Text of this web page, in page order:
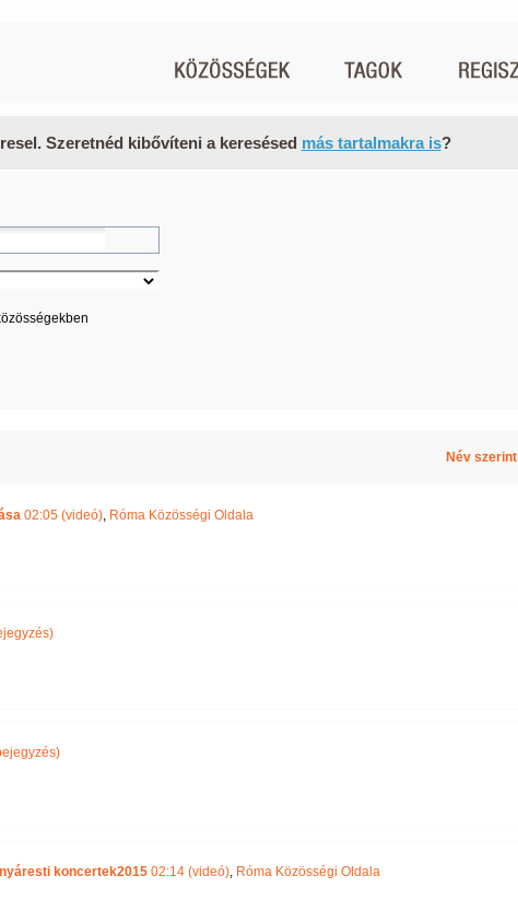
Szeretnéd kibővíteni a keresésed más tartalmakra is?
Név szerint
02:05 (videó), Róma Közösségi Oldala
koncertek201502:14 (videó), Róma Közösségi Oldala